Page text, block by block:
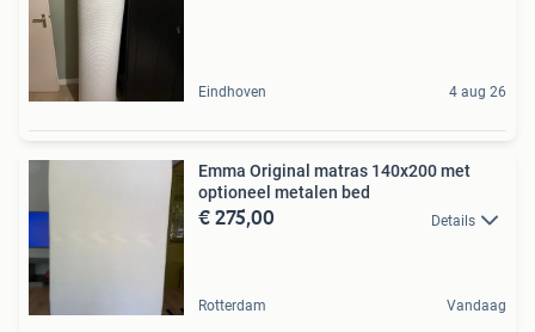
Eindhoven 4 aug 26
Emma Original matras 140x200 met
optioneel metalen bed
€ 275,00 Details
Rotterdam Vandaag